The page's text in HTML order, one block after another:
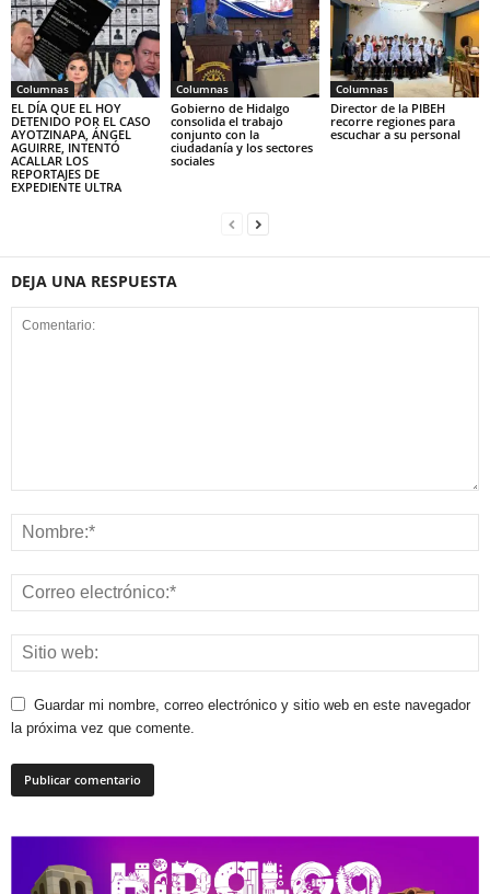
Columnas
EL DÍA QUE EL HOY
DETENIDO POR EL CASO
AYOTZINAPA, ÁNGEL
AGUIRRE, INTENTÓ
ACALLAR LOS
REPORTAJES DE
EXPEDIENTE ULTRA
Columnas
Gobierno de Hidalgo
consolida el trabajo
conjunto con la
ciudadanía y los sectores
sociales
Columnas
Director de la PIBEH
recorre regiones para
escuchar a su personal
DEJA UNA RESPUESTA
Guardar mi nombre, correo electrónico y sitio web en este navegador
la próxima vez que comente.